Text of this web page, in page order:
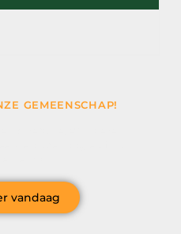
GEMEENSCHAP!
vandaag